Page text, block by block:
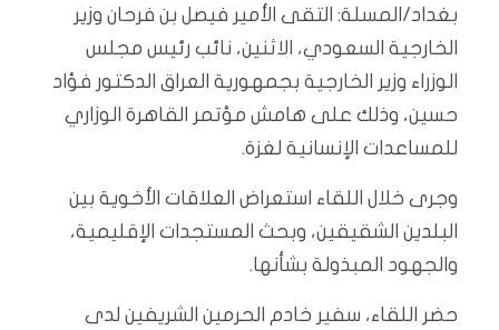
بغداد/المسلة: التقى الأمير فيصل بن فرحان وزير
الخارجية السعودي، الاثنين، نائب رئيس مجلس
الوزراء وزير الخارجية بجمهورية العراق الدكتور فؤاد
حسين، وذلك على هامش مؤتمر القاهرة الوزاري
للمساعدات الإنسانية لغزة.
وجرى خلال اللقاء استعراض العلاقات الأخوية بين
البلدين الشقيقين، وبحث المستجدات الإقليمية،
والجهود المبذولة بشأنها.
حضر اللقاء، سفير خادم الحرمين الشريفين لدى